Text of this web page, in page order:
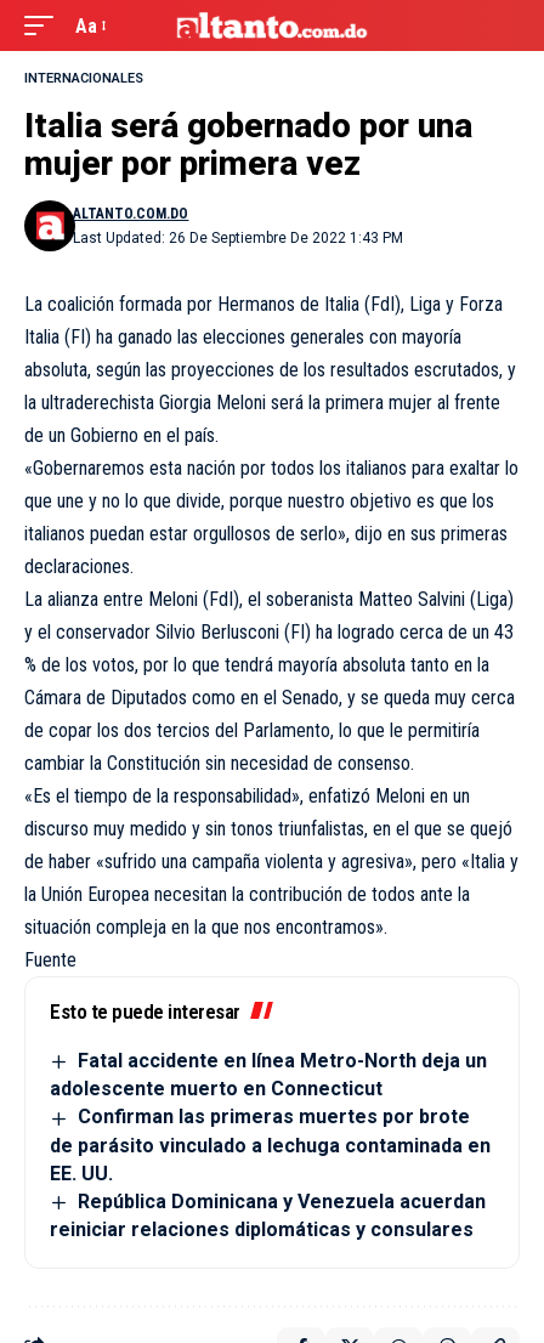
Aa
INTERNACIONALES
Italia será gobernado por una
mujer por primera vez
Last Updated: 26 De Septiembre De 2022 1:43 PM
ALTANTO.COM.DO
La coalición formada por Hermanos de Italia (FdI), Liga y Forza
Italia (FI) ha ganado las elecciones generales con mayoría
absoluta, según las proyecciones de los resultados escrutados, y
la ultraderechista Giorgia Meloni será la primera mujer al frente
de un Gobierno en el país.
«Gobernaremos esta nación por todos los italianos para exaltar lo
que une y no lo que divide, porque nuestro objetivo es que los
italianos puedan estar orgullosos de serlo», dijo en sus primeras
declaraciones.
La alianza entre Meloni (FdI), el soberanista Matteo Salvini (Liga)
y el conservador Silvio Berlusconi (FI) ha logrado cerca de un 43
% de los votos, por lo que tendrá mayoría absoluta tanto en la
Cámara de Diputados como en el Senado, y se queda muy cerca
de copar los dos tercios del Parlamento, lo que le permitiría
cambiar la Constitución sin necesidad de consenso.
«Es el tiempo de la responsabilidad», enfatizó Meloni en un
discurso muy medido y sin tonos triunfalistas, en el que se quejó
de haber «sufrido una campaña violenta y agresiva», pero «Italia y
la Unión Europea necesitan la contribución de todos ante la
situación compleja en la que nos encontramos».
Fuente
Esto te puede interesar
Fatal accidente en línea Metro-North deja un
adolescente muerto en Connecticut
Confirman las primeras muertes por brote
de parásito vinculado a lechuga contaminada en
EE. UU.
República Dominicana y Venezuela acuerdan
reiniciar relaciones diplomáticas y consulares